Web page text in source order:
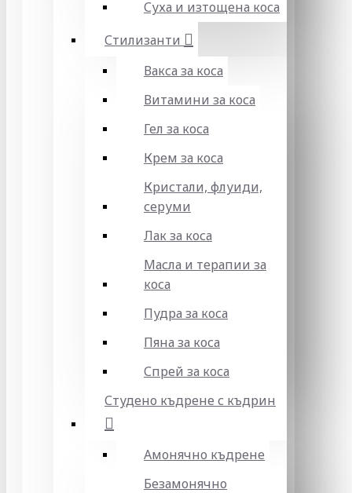
Суха и изтощена коса
Стилизанти
Вакса за коса
Витамини за коса
Гел за коса
Крем за коса
Кристали, флуиди,
серуми
Лак за коса
Масла и терапии за
коса
Пудра за коса
Пяна за коса
Спрей за коса
Студено къдрене с къдрин
Амонячно къдрене
Безамонячно